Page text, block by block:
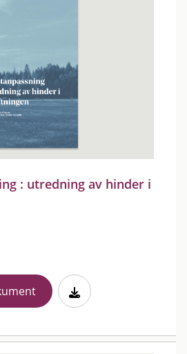
: utredning av hinder i